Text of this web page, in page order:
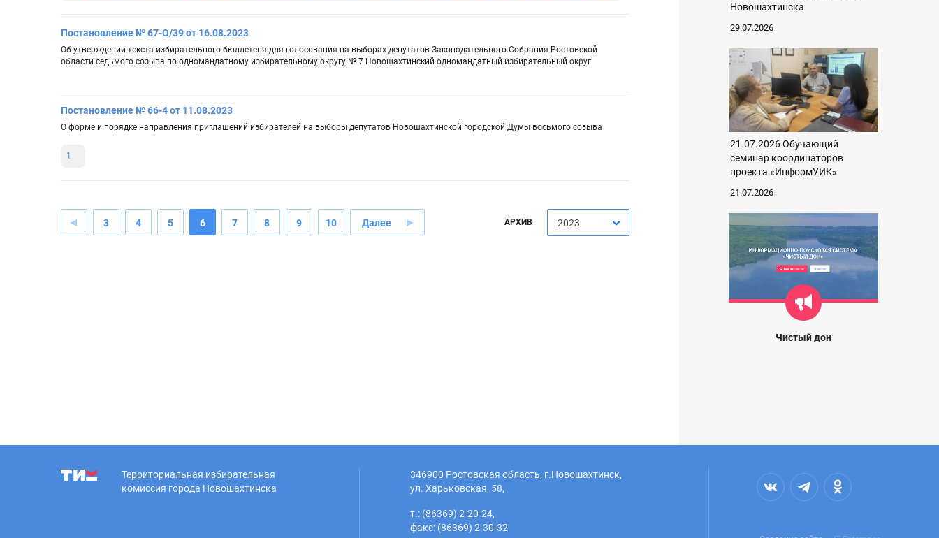
Постановление № 67-О/39 от 16.08.2023
Об утверждении текста избирательного бюллетеня для голосования на выборах депутатов Законодательного Собрания Ростовской
области седьмого созыва по одномандатному избирательному округу № 7 Новошахтинский одномандатный избирательный округ
Постановление № 66-4 от 11.08.2023
О форме и порядке направления приглашений избирателей на выборы депутатов Новошахтинской городской Думы восьмого созыва
1
3 4 5 6 7 8 9 10 Далее АРХИВ 2023
Новошахтинска
29.07.2026
21.07.2026 Обучающий
семинар координаторов
проекта «ИнформУИК»
21.07.2026
Чистый дон
Территориальная избирательная
комиссия города Новошахтинска
346900 Ростовская область, г.Новошахтинск,
ул. Харьковская, 58,
т.: (86369) 2-20-24,
факс: (86369) 2-30-32